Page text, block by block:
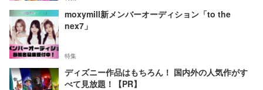
moxymill新メンバーオーディション「to the
nex7」
特集
ディズニー作品はもちろん！ 国内外の人気作がす
べて見放題！【PR】